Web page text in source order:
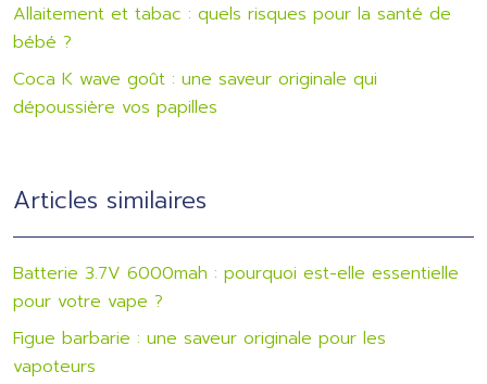
Allaitement et tabac : quels risques pour la santé de
bébé ?
Coca K wave goût : une saveur originale qui
dépoussière vos papilles
Articles similaires
Batterie 3.7V 6000mah : pourquoi est-elle essentielle
pour votre vape ?
Figue barbarie : une saveur originale pour les
vapoteurs